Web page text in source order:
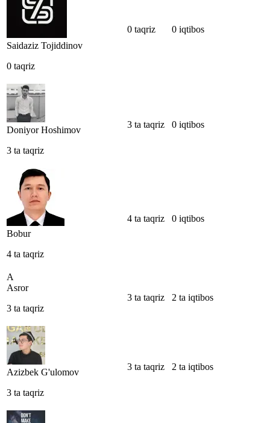
Saidaziz Tojiddinov
0 taqriz
0 taqriz 0 iqtibos
Doniyor Hoshimov
3 ta taqriz
3 ta taqriz 0 iqtibos
Bobur
4 ta taqriz
4 ta taqriz 0 iqtibos
A
Asror
3 ta taqriz
3 ta taqriz 2 ta iqtibos
Azizbek G'ulomov
3 ta taqriz
3 ta taqriz 2 ta iqtibos